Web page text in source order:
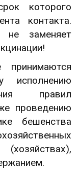
которого
контакта.
не заменяет
принимаются
исполнению
правил
проведению
бешенства